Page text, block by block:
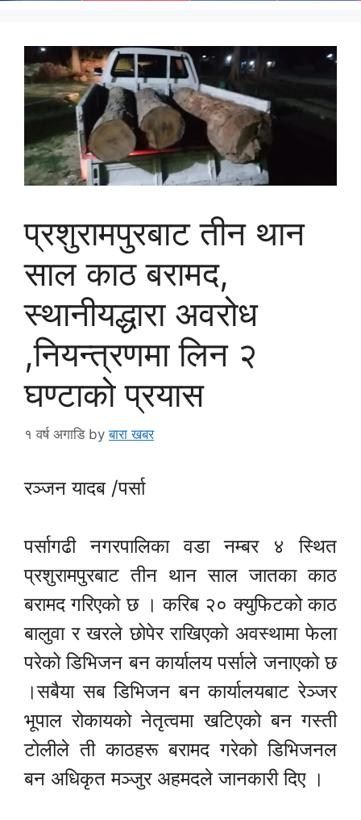
प्रशुरामपुरबाट तीन थान
साल काठ बरामद,
स्थानीयद्धारा अवरोध
,नियन्त्रणमा लिन २
घण्टाको प्रयास
१ वर्ष अगाडि byबारा खबर
रञ्जन यादब /पर्सा
पर्सागढी नगरपालिका वडा नम्बर ४ स्थित
प्रशुरामपुरबाट तीन थान साल जातका काठ
बरामद गरिएको छ । करिब २० क्युफिटको काठ
बालुवा र खरले छोपेर राखिएको अवस्थामा फेला
परेको डिभिजन बन कार्यालय पर्साले जनाएको छ
।सबैया सब डिभिजन बन कार्यालयबाट रेञ्जर
भूपाल रोकायको नेतृत्वमा खटिएको बन गस्ती
टोलीले ती काठहरू बरामद गरेको डिभिजनल
बन अधिकृत मञ्जुर अहमदले जानकारी दिए ।